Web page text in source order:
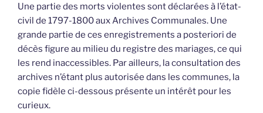
Une partie des morts violentes sont déclarées à l’état-
civil de 1797-1800 aux Archives Communales. Une
grande partie de ces enregistrements a posteriori de
décès figure au milieu du registre des mariages, ce qui
les rend inaccessibles. Par ailleurs, la consultation des
archives n’étant plus autorisée dans les communes, la
copie fidèle ci-dessous présente un intérêt pour les
curieux.